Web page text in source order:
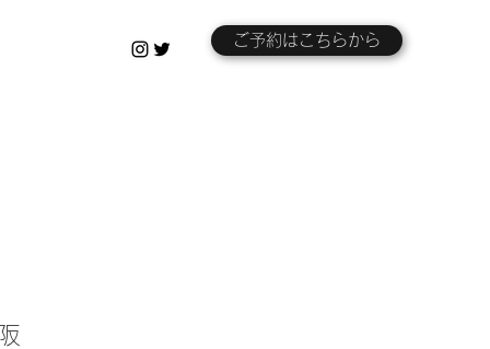
ご予約はこちらから